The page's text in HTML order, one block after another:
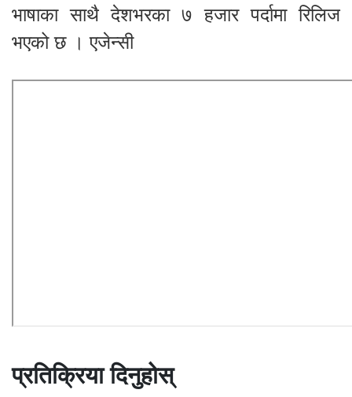
भाषाका साथै देशभरका ७ हजार पर्दामा रिलिज
भएको छ । एजेन्सी
प्रतिक्रिया दिनुहोस्